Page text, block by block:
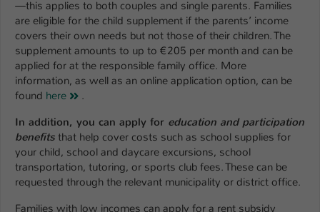
—this applies to both couples and single parents. Families
are eligible for the child supplement if the parents’ income
covers their own needs but not those of their children. The
supplement amounts to up to €205 per month and can be
applied for at the responsible family office. More
information, as well as an online application option, can be
found here
.
In addition, you can apply for education and participation
benefits that help cover costs such as school supplies for
your child, school and daycare excursions, school
transportation, tutoring, or sports club fees. These can be
requested through the relevant municipality or district office.
Families with low incomes can apply for a rent subsidy